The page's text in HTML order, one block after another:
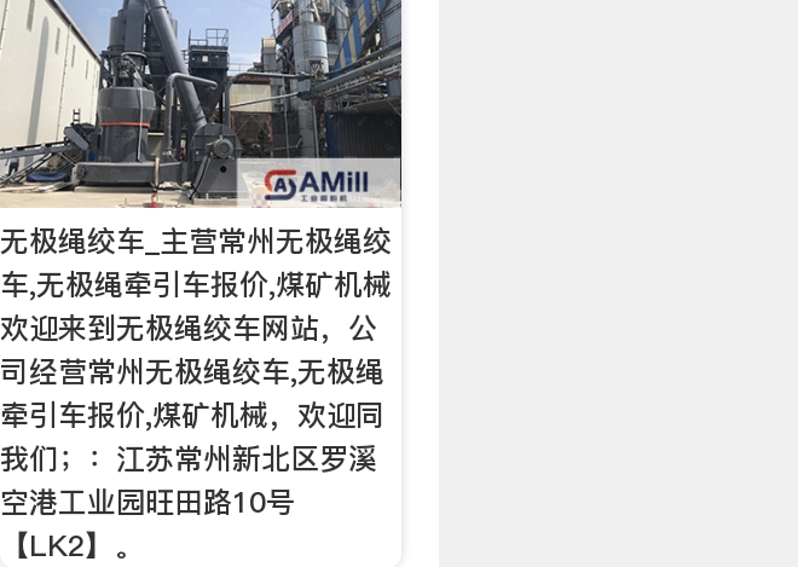
无极绳绞车_主营常州无极绳绞
车,无极绳牵引车报价,煤矿机械
欢迎来到无极绳绞车网站，公
司经营常州无极绳绞车,无极绳
牵引车报价,煤矿机械，欢迎同
我们；：江苏常州新北区罗溪
空港工业园旺田路10号
【LK2】。